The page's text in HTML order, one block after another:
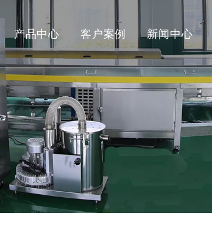
产品中心
成套生产线 >
成型设备
炒货膨化设备
油炸烘烤设备
巧克力糖果设备
包装设备
客户案例 新闻中心